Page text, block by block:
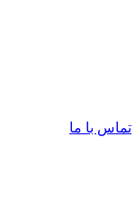
تماس با ما